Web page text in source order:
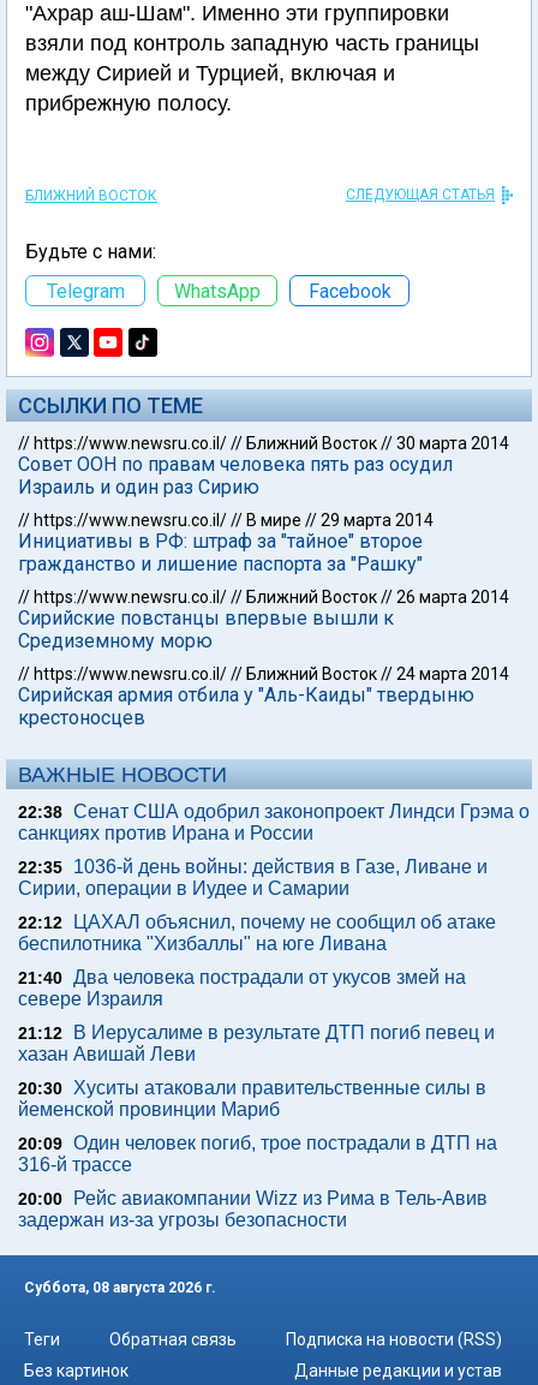
"Ахрар аш-Шам". Именно эти группировки
взяли под контроль западную часть границы
между Сирией и Турцией, включая и
прибрежную полосу.
БЛИЖНИЙ ВОСТОК СЛЕДУЮЩАЯ СТАТЬЯ
Будьте с нами:
Telegram
WhatsApp Facebook
ССЫЛКИ ПО ТЕМЕ
// https://www.newsru.co.il/// Ближний Восток//30 марта 2014
Совет ООН по правам человека пять раз осудил
Израиль и один раз Сирию
// https://www.newsru.co.il/// В мире //29 марта 2014
Инициативы в РФ: штраф за "тайное" второе
гражданство и лишение паспорта за "Рашку"
// https://www.newsru.co.il/// Ближний Восток//26 марта 2014
Сирийские повстанцы впервые вышли к
Средиземному морю
// https://www.newsru.co.il/// Ближний Восток//24 марта 2014
Сирийская армия отбила у "Аль-Каиды" твердыню
крестоносцев
ВАЖНЫЕ НОВОСТИ
22:38 Сенат США одобрил законопроект Линдси Грэма о
санкциях против Ирана и России
22:35
1036-й день войны: действия в Газе, Ливане и
Сирии, операции в Иудее и Самарии
22:12
ЦАХАЛ объяснил, почему не сообщил об атаке
беспилотника "Хизбаллы" на юге Ливана
21:40 Два человека пострадали от укусов змей на
севере Израиля
21:12
В Иерусалиме в результате ДТП погиб певец и
хазан Авишай Леви
20:30
Хуситы атаковали правительственные силы в
йеменской провинции Мариб
20:09 Один человек погиб, трое пострадали в ДТП на
316-й трассе
20:00
Рейс авиакомпании Wizz из Рима в Тель-Авив
задержан из-за угрозы безопасности
Суббота, 08 августа 2026 г.
Теги Обратная связь
Подписка на новости (RSS)
Без картинок
Данные редакции и устав